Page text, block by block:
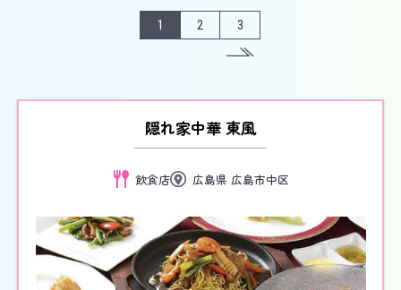
1 2 3
隠れ家中華 東風
飲食店 広島県 広島市中区